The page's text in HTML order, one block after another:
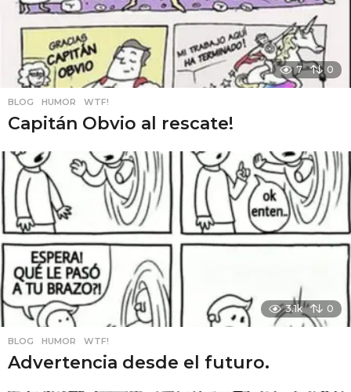
7 0
BLOG ,HUMOR ,WTF!
Capitán Obvio al rescate!
3.1k 0
BLOG ,HUMOR ,WTF!
Advertencia desde el futuro.